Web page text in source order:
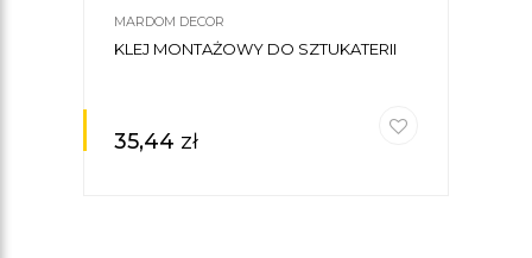
MARDOM DECOR
KLEJ MONTAŻOWY DO SZTUKATERII
35,44 zł